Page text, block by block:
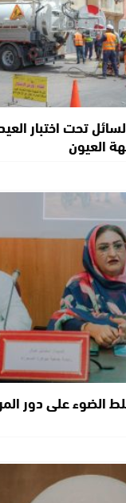
تحت اختبار
العيون
الضوء على دور